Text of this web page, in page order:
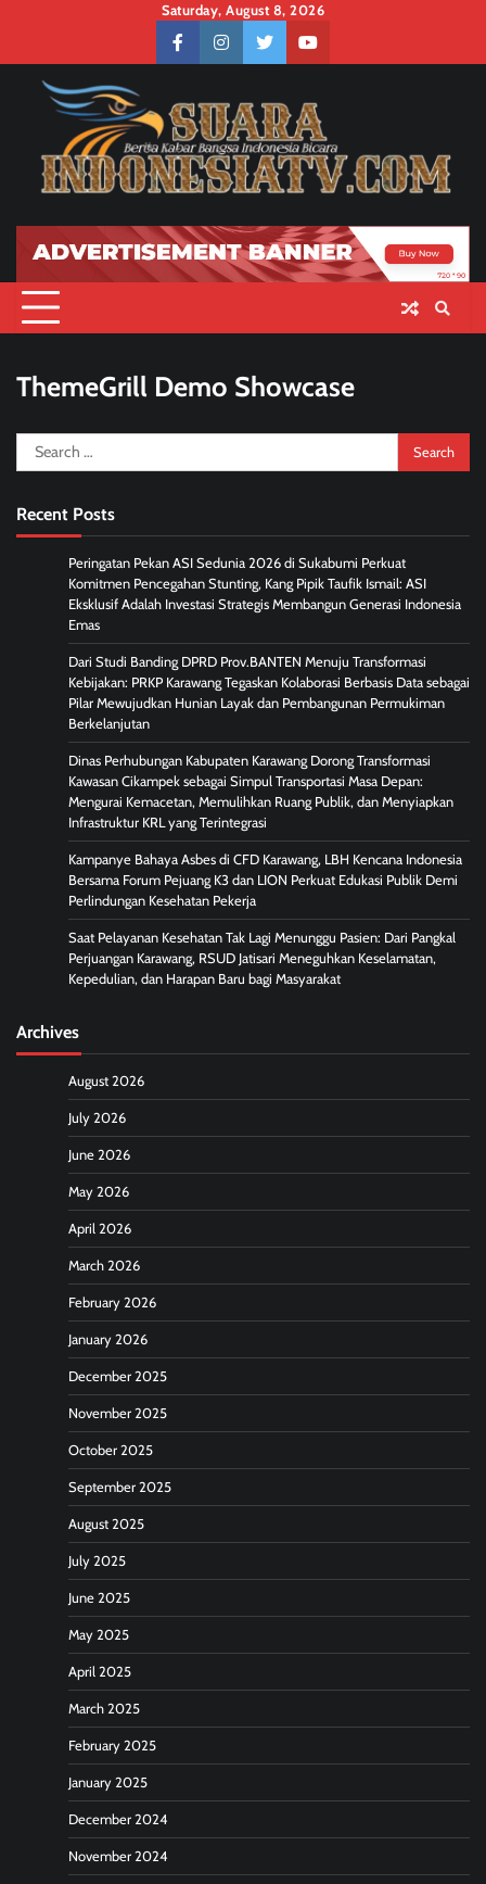
content
Saturday, August 8, 2026
facebookinstagramtwitteryoutube
ThemeGrill Demo Showcase
Search
for:
Recent Posts
Peringatan Pekan ASI Sedunia 2026 di Sukabumi Perkuat
Komitmen Pencegahan Stunting, Kang Pipik Taufik Ismail: ASI
Eksklusif Adalah Investasi Strategis Membangun Generasi Indonesia
Emas
Dari Studi Banding DPRD Prov.BANTEN Menuju Transformasi
Kebijakan: PRKP Karawang Tegaskan Kolaborasi Berbasis Data sebagai
Pilar Mewujudkan Hunian Layak dan Pembangunan Permukiman
Berkelanjutan
Dinas Perhubungan Kabupaten Karawang Dorong Transformasi
Kawasan Cikampek sebagai Simpul Transportasi Masa Depan:
Mengurai Kemacetan, Memulihkan Ruang Publik, dan Menyiapkan
Infrastruktur KRL yang Terintegrasi
Kampanye Bahaya Asbes di CFD Karawang, LBH Kencana Indonesia
Bersama Forum Pejuang K3 dan LION Perkuat Edukasi Publik Demi
Perlindungan Kesehatan Pekerja
Saat Pelayanan Kesehatan Tak Lagi Menunggu Pasien: Dari Pangkal
Perjuangan Karawang, RSUD Jatisari Meneguhkan Keselamatan,
Kepedulian, dan Harapan Baru bagi Masyarakat
Archives
August 2026
July 2026
June 2026
May 2026
April 2026
March 2026
February 2026
January 2026
December 2025
November 2025
October 2025
September 2025
August 2025
July 2025
June 2025
May 2025
April 2025
March 2025
February 2025
January 2025
December 2024
November 2024